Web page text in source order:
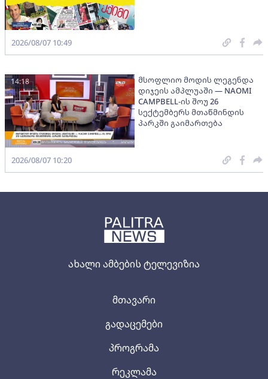
ახალი ამბების ტელევიზია
მთავარი
გადაცემები
პროგრამა
რეკლამა
2026/08/07 10:49
მსოფლიო მოდის ლეგენდა
დიჯეის ამპლუაში — NAOMI
CAMPBELL-ის შოუ 26
სექტემბერს მთაწმინდის
პარკში გაიმართება
14:18
2026/08/07 10:20